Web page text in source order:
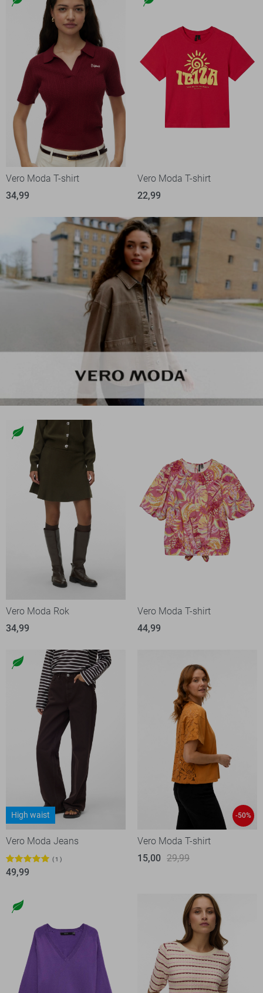
Vero Moda T-shirt
34,99
Vero Moda T-shirt
22,99
Vero Moda Rok
34,99
Vero Moda T-shirt
44,99
High waist
Vero Moda Jeans
1
49,99
-50%
Vero Moda T-shirt
15,00 29,99